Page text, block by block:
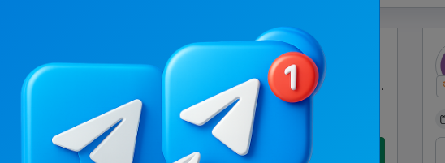
Типичный Шевчик - Запорожье | Запоріжжя 🇺🇦
800 ₴
19.7
13.9K/
3.7K
Запоріжжя UA
Новости/СМИ, Региональные
Цена рекламы
30/48 340 ₴